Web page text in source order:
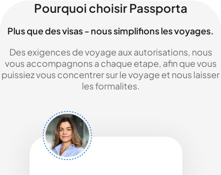
Pourquoi choisir Passporta
Plus que des visas - nous simplifions les voyages.
Des exigences de voyage aux autorisations, nous
vous accompagnons a chaque etape, afin que vous
puissiez vous concentrer sur le voyage et nous laisser
les formalites.